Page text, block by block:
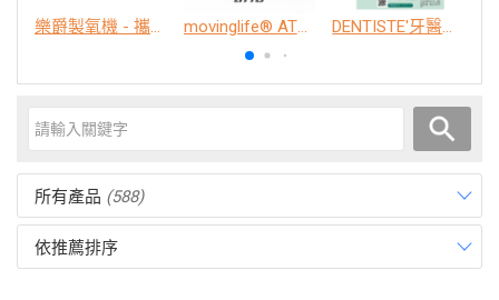
樂爵製氧機 - 攜帶型 movinglife® ATTO新世代電動代步車 經典款 DENTISTE'牙醫選極敏感牙膏、抗蛀牙膏
所有產品 (588)
依推薦排序